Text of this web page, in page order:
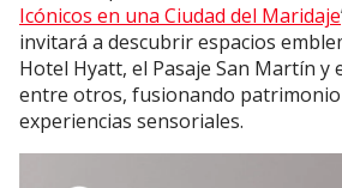
Icónicos en una Ciudad del Maridaje
invitará a descubrir espacios
Hotel Hyatt, el Pasaje San Martín y
entre otros, fusionando
experiencias sensoriales.